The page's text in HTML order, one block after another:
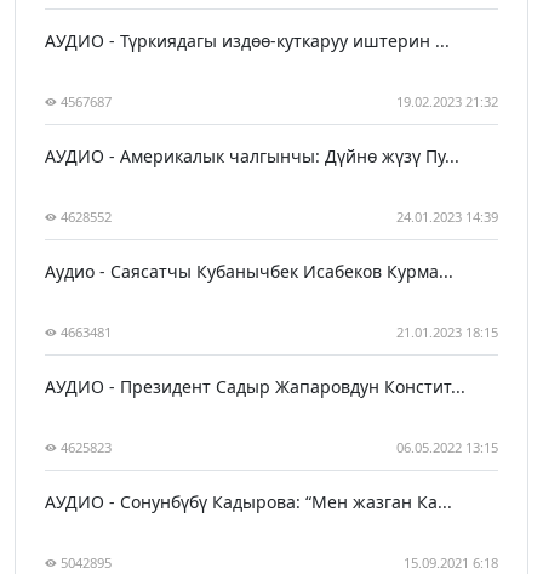
АУДИО - Түркиядагы издөө-куткаруу иштерин ...
4567687 19.02.2023 21:32
АУДИО - Америкалык чалгынчы: Дүйнө жүзү Пу...
4628552 24.01.2023 14:39
Аудио - Саясатчы Кубанычбек Исабеков Курма...
4663481 21.01.2023 18:15
АУДИО - Президент Садыр Жапаровдун Констит...
4625823 06.05.2022 13:15
АУДИО - Сонунбүбү Кадырова: “Мен жазган Ка...
5042895 15.09.2021 6:18